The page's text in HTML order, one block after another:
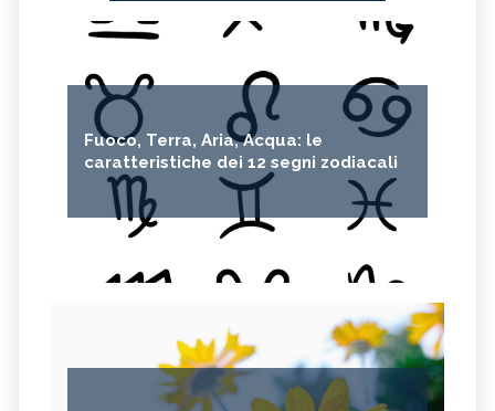
Fuoco, Terra, Aria, Acqua: le
caratteristiche dei 12 segni zodiacali